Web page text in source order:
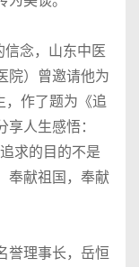
信念，山东中医
院）曾邀请他为
作了题为《追
人生感悟：
求的目的不是
奉献祖国，奉献
誉理事长，岳恒